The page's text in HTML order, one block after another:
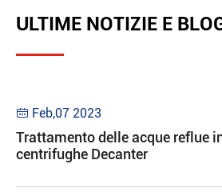
ULTIME NOTIZIE E
 Feb,07 2023
Trattamento delle acque reflue
centrifughe Decanter